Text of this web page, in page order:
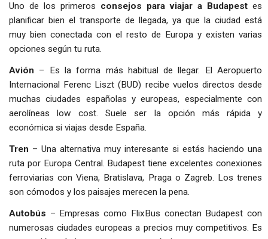
Uno de los primeros consejos para viajar a Budapest es
planificar bien el transporte de llegada, ya que la ciudad está
muy bien conectada con el resto de Europa y existen varias
opciones según tu ruta.
Avión – Es la forma más habitual de llegar. El Aeropuerto
Internacional Ferenc Liszt (BUD) recibe vuelos directos desde
muchas ciudades españolas y europeas, especialmente con
aerolíneas low cost. Suele ser la opción más rápida y
económica si viajas desde España.
Tren – Una alternativa muy interesante si estás haciendo una
ruta por Europa Central. Budapest tiene excelentes conexiones
ferroviarias con Viena, Bratislava, Praga o Zagreb. Los trenes
son cómodos y los paisajes merecen la pena.
Autobús – Empresas como FlixBus conectan Budapest con
numerosas ciudades europeas a precios muy competitivos. Es